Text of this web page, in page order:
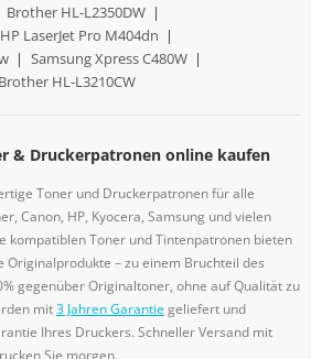
Brother HL-L2350DW |
HP LaserJet Pro M404dn |
| Samsung Xpress C480W |
Brother HL-L3210CW
& Druckerpatronen online kaufen
Toner und Druckerpatronen für alle
Canon, HP, Kyocera, Samsung und vielen
kompatiblen Toner und Tintenpatronen bieten
– zu einem Bruchteil des
gegenüber Originaltoner, ohne auf Qualität zu
mit3 Jahren Garantiegeliefert und
Ihres Druckers. Schneller Versand mit
Sie morgen.